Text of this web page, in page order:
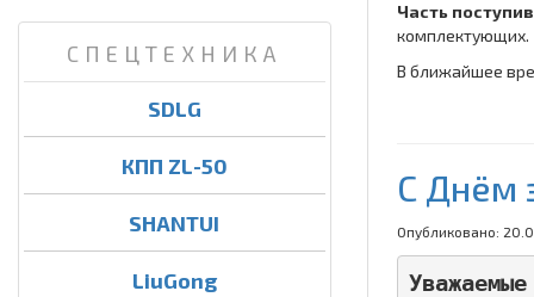
СПЕЦТЕХНИКА
SDLG
КПП ZL-50
SHANTUI
LiuGong
Часть
комплектующих.
В ближайшее
C Днём
Опубликовано: